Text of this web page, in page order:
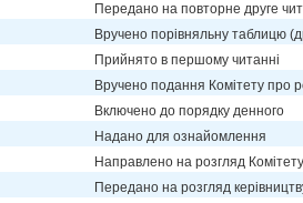
Передано на повторне друге
Вручено порівняльну таблицю
Прийнято в першому читанні
Вручено подання Комітету про
Включено до порядку денного
Надано для ознайомлення
Направлено на розгляд Комітету
Передано на розгляд